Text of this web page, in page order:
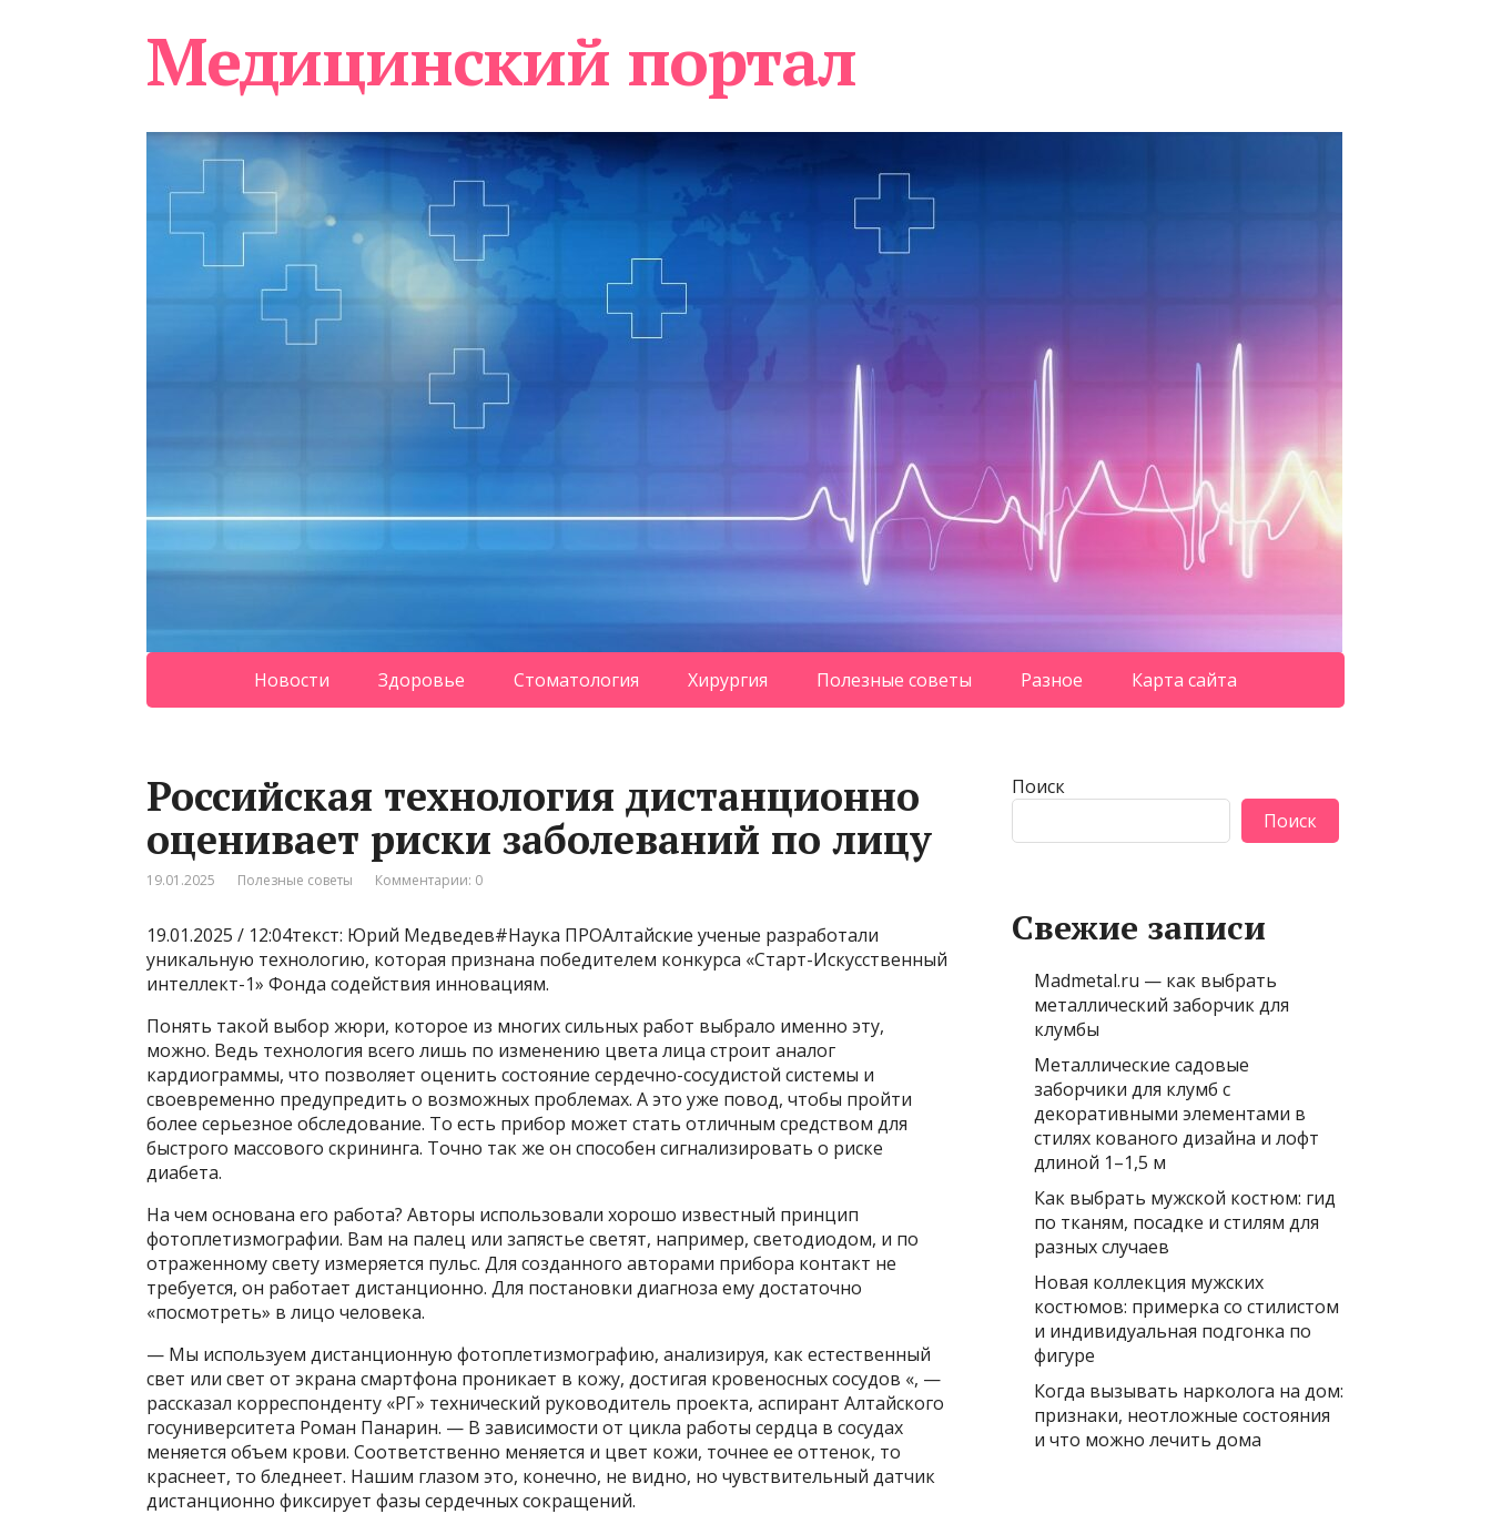
Медицинский портал
Новости Здоровье Стоматология Хирургия Полезные советы Разное Карта сайта
Российская технология дистанционно
оценивает риски заболеваний по лицу
19.01.2025 Полезные советы Комментарии: 0
19.01.2025 / 12:04текст: Юрий Медведев#Наука ПРОАлтайские ученые разработали
уникальную технологию, которая признана победителем конкурса «Старт-Искусственный
интеллект-1» Фонда содействия инновациям.
Понять такой выбор жюри, которое из многих сильных работ выбрало именно эту,
можно. Ведь технология всего лишь по изменению цвета лица строит аналог
кардиограммы, что позволяет оценить состояние сердечно-сосудистой системы и
своевременно предупредить о возможных проблемах. А это уже повод, чтобы пройти
более серьезное обследование. То есть прибор может стать отличным средством для
быстрого массового скрининга. Точно так же он способен сигнализировать о риске
диабета.
На чем основана его работа? Авторы использовали хорошо известный принцип
фотоплетизмографии. Вам на палец или запястье светят, например, светодиодом, и по
отраженному свету измеряется пульс. Для созданного авторами прибора контакт не
требуется, он работает дистанционно. Для постановки диагноза ему достаточно
«посмотреть» в лицо человека.
— Мы используем дистанционную фотоплетизмографию, анализируя, как естественный
свет или свет от экрана смартфона проникает в кожу, достигая кровеносных сосудов «, —
рассказал корреспонденту «РГ» технический руководитель проекта, аспирант Алтайского
госуниверситета Роман Панарин. — В зависимости от цикла работы сердца в сосудах
меняется объем крови. Соответственно меняется и цвет кожи, точнее ее оттенок, то
краснеет, то бледнеет. Нашим глазом это, конечно, не видно, но чувствительный датчик
дистанционно фиксирует фазы сердечных сокращений.
Поиск
Поиск
Свежие записи
Madmetal.ru — как выбрать
металлический заборчик для
клумбы
Металлические садовые
заборчики для клумб с
декоративными элементами в
стилях кованого дизайна и лофт
длиной 1–1,5 м
Как выбрать мужской костюм: гид
по тканям, посадке и стилям для
разных случаев
Новая коллекция мужских
костюмов: примерка со стилистом
и индивидуальная подгонка по
фигуре
Когда вызывать нарколога на дом:
признаки, неотложные состояния
и что можно лечить дома